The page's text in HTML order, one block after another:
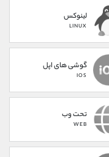
لینوکس
LINUX
گوشی های اپل
IOS
تحت وب
WEB